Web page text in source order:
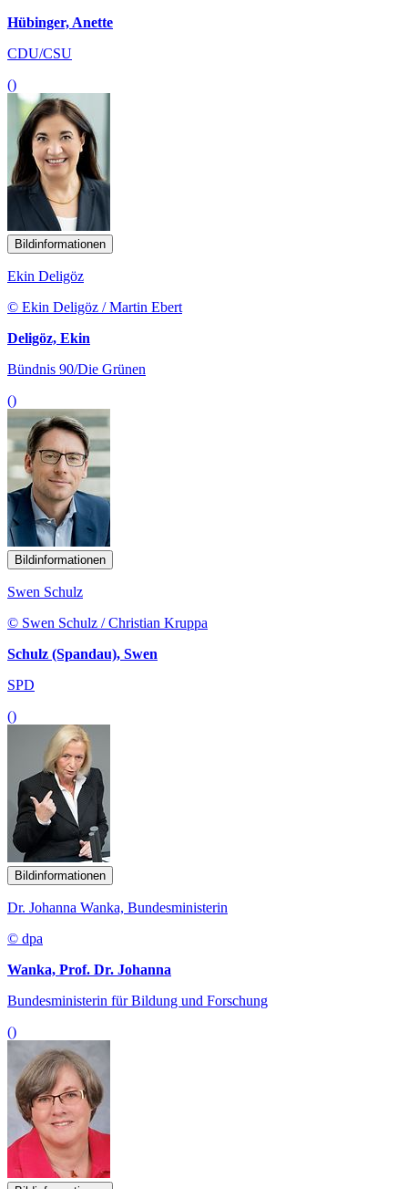
Hübinger, Anette
CDU/CSU
()
Bildinformationen
Ekin Deligöz
© Ekin Deligöz / Martin Ebert
Deligöz, Ekin
Bündnis 90/Die Grünen
()
Bildinformationen
Swen Schulz
© Swen Schulz / Christian Kruppa
Schulz (Spandau), Swen
SPD
()
Bildinformationen
Dr. Johanna Wanka, Bundesministerin
© dpa
Wanka, Prof. Dr. Johanna
Bundesministerin für Bildung und Forschung
()